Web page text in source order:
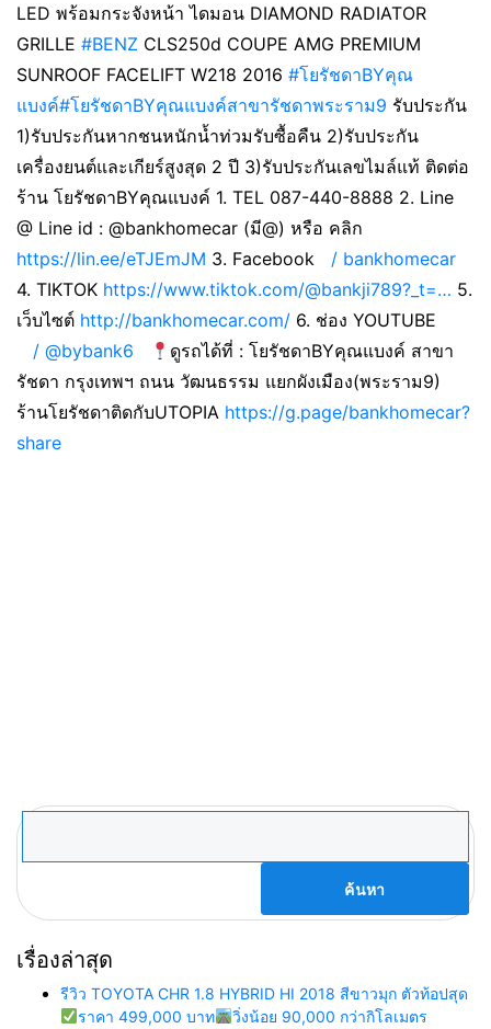
LED พร้อมกระจังหน้า ไดมอน DIAMOND RADIATOR
GRILLE #BENZ CLS250d COUPE AMG PREMIUM
SUNROOF FACELIFT W218 2016 #โยรัชดาBYคุณ
แบงค์#โยรัชดาBYคุณแบงค์สาขารัชดาพระราม9 รับประกัน
1)รับประกันหากชนหนักน้ำท่วมรับซื้อคืน 2)รับประกัน
เครื่องยนต์และเกียร์สูงสุด 2 ปี 3)รับประกันเลขไมล์แท้ ติดต่อ
ร้าน โยรัชดาBYคุณแบงค์ 1. TEL 087-440-8888 2. Line
@ Line id : @bankhomecar (มี@) หรือ คลิก
https://lin.ee/eTJEmJM 3. Facebook
/ bankhomecar
4. TIKTOK https://www.tiktok.com/@bankji789?_t=… 5.
เว็บไซต์ http://bankhomecar.com/ 6. ช่อง YOUTUBE
/ @bybank6
ดูรถได้ที่ : โยรัชดาBYคุณแบงค์ สาขา
รัชดา กรุงเทพฯ ถนน วัฒนธรรม แยกผังเมือง(พระราม9)
ร้านโยรัชดาติดกับUTOPIA https://g.page/bankhomecar?
share
ค้นหา
เรื่องล่าสุด
รีวิว TOYOTA CHR 1.8 HYBRID HI 2018 สีขาวมุก ตัวท้อปสุด
ราคา 499,000 บาท
วิ่งน้อย 90,000 กว่ากิโลเมตร